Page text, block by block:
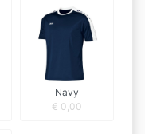
Navy
€ 0,00